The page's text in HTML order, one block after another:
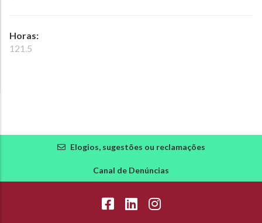
Horas:
121.5
Elogios, sugestões ou reclamações
Canal de Denúncias